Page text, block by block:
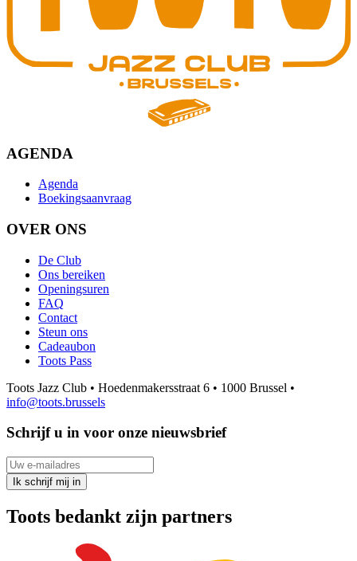
AGENDA
Agenda
Boekingsaanvraag
OVER ONS
De Club
Ons bereiken
Openingsuren
FAQ
Contact
Steun ons
Cadeaubon
Toots Pass
Toots Jazz Club • Hoedenmakersstraat 6 • 1000 Brussel •
info@toots.brussels
Schrijf u in voor onze nieuwsbrief
Uw e-mailadres
Ik schrijf mij in
Toots bedankt zijn partners